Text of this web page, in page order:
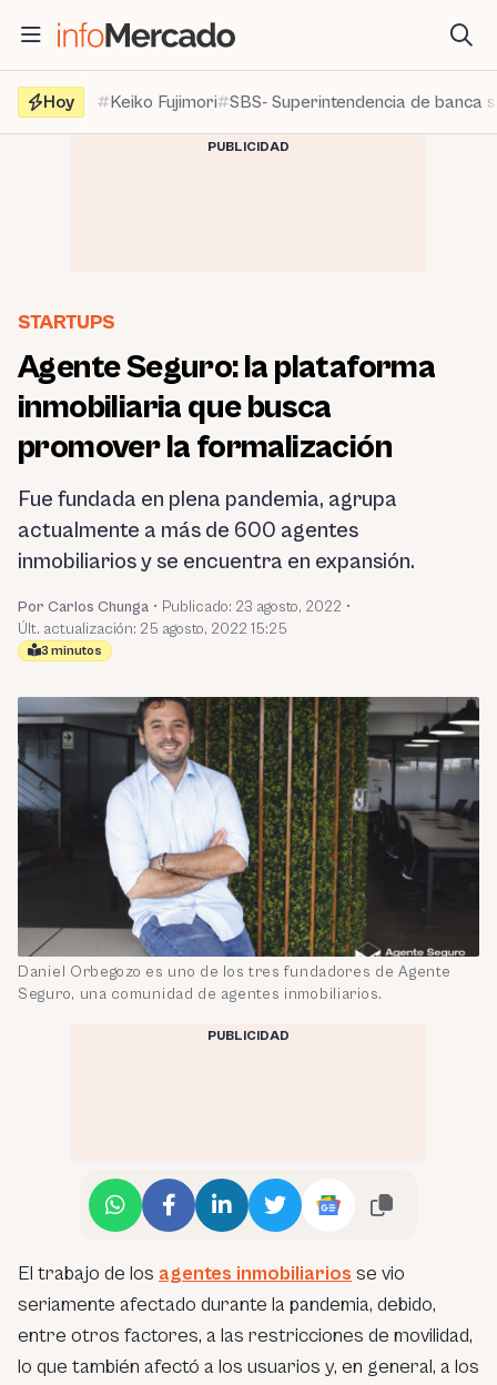
contenido
Hoy
Keiko Fujimori SBS- Superintendencia de banca
PUBLICIDAD
STARTUPS
Agente Seguro: la plataforma
inmobiliaria que busca
promover la formalización
Fue fundada en plena pandemia, agrupa
actualmente a más de 600 agentes
inmobiliarios y se encuentra en expansión.
Por Carlos Chunga • Publicado: 23 agosto, 2022 •
Últ. actualización: 25 agosto, 2022 15:25
3 minutos
Daniel Orbegozo es uno de los tres fundadores de Agente
Seguro, una comunidad de agentes inmobiliarios.
PUBLICIDAD
El trabajo de los agentes inmobiliarios se vio
seriamente afectado durante la pandemia, debido,
entre otros factores, a las restricciones de movilidad,
lo que también afectó a los usuarios y, en general, a los